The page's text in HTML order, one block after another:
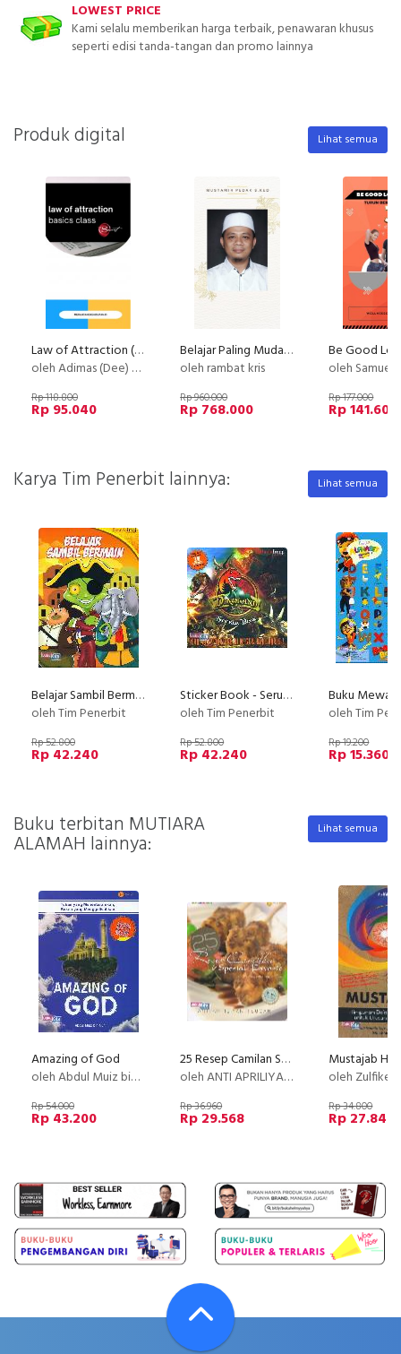
LOWEST PRICE
Kami selalu memberikan harga terbaik, penawaran khusus
seperti edisi tanda-tangan dan promo lainnya
Produk digital Lihat semua
Law of Attraction (LOA) - Basic
oleh Adimas (Dee) Wirajayanagara (Lesmana)
Rp 118.800
Rp 95.040
Belajar Paling Mudah PIJAT REFLEKSI By Mustamir Pedak, S.Ked.
oleh rambat kris
Rp 960.000
Rp 768.000
oleh Samuel
Rp 177.000
Rp 141.600
Karya Tim Penerbit lainnya: Lihat semua
Belajar Sambil Bermain
oleh Tim Penerbit
Rp 52.800
Rp 42.240
Sticker Book - Seru Berpetualangan Di Negeri Dinosaurus
oleh Tim Penerbit
Rp 52.800
Rp 42.240
oleh Tim
Rp 19.200
Rp 15.360
Buku terbitan MUTIARA
ALAMAH lainnya:
Lihat semua
Amazing of God
oleh Abdul Muiz bin Nur
Rp 54.000
Rp 43.200
25 Resep Camilan Spesial Favorit
oleh ANTI APRILIYANTI SUGANTI
Rp 36.960
Rp 29.568
oleh Zulfiker,
Rp 34.800
Rp 27.840